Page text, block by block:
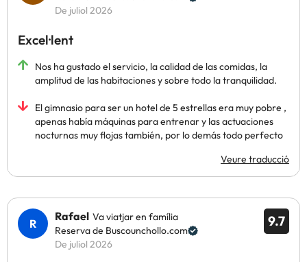
De juliol 2026
Excel·lent
Nos ha gustado el servicio, la calidad de las comidas, la
amplitud de las habitaciones y sobre todo la tranquilidad.
El gimnasio para ser un hotel de 5 estrellas era muy pobre ,
apenas había máquinas para entrenar y las actuaciones
nocturnas muy flojas también, por lo demás todo perfecto
Veure traducció
9.7
Rafael Va viatjar en família
Reserva de Buscounchollo.com
De juliol 2026